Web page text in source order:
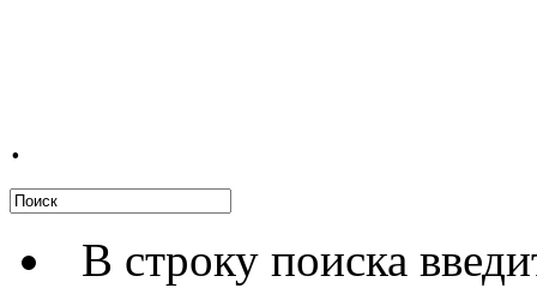
.
В строку поиска